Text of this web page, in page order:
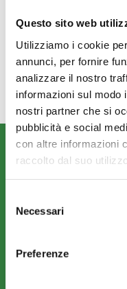
Questo sito web
Utilizziamo i cookie
annunci, per fornire
analizzare il nostro
informazioni sul modo
nostri partner che si
pubblicità e social
con altre informazioni
raccolto dal suo
delNecessari
Preferenze
aggiudicazione
comprensivo
degli oneri:
CHI SIAMO
La Mission